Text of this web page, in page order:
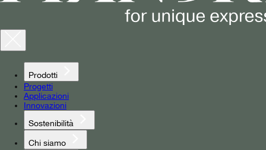
Prodotti
Progetti
Applicazioni
Innovazioni
Sostenibilità
Chi siamo